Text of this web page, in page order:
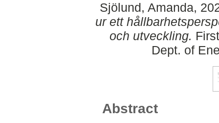
Sjölund, Amanda,
ur ett
och utveckling.
Dept. of
Abstract